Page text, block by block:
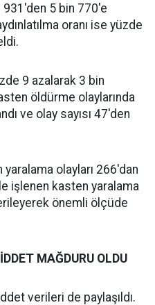
5 bin 770'e
oranı ise yüzde
9 azalarak 3 bin
öldürme olaylarında
ve olay sayısı 47'den
olayları 266'dan
işlenen kasten yaralama
önemli ölçüde
MAĞDURU OLDU
verileri de paylaşıldı.